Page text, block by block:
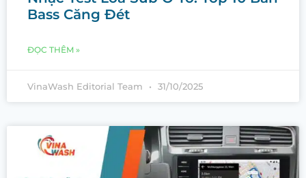
Bass Căng Đét
ĐỌC THÊM »
VinaWash Editorial Team 31/10/2025